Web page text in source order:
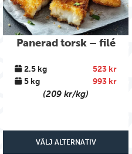
Panerad torsk – filé
2.5 kg
523 kr
5 kg
993 kr
(209 kr/kg)
VÄLJ ALTERNATIV